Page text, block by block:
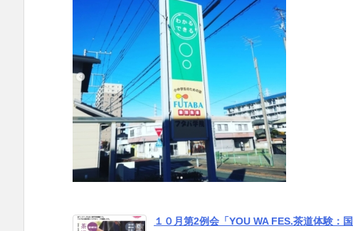
１０月第2例会「YOU WA FES.茶道体験：